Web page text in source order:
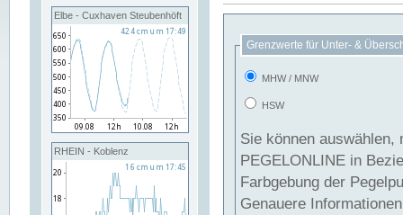
Elbe - Cuxhaven Steubenhöft
RHEIN - Koblenz
Grenzwerte für Unter- &
MHW / MNW
HSW
Sie können
PEGELONLINE in Beziehung
Farbgebung der
Genauere